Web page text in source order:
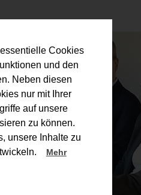
Cookies
und den
Neben diesen
nur mit Ihrer
auf unsere
zu können.
unsere Inhalte zu
Mehr